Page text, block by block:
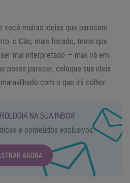
você muitas ideias que parecem
o Cão, mais focado, teme que
mal interpretado — mas vá em
possa parecer, coloque sua ideia
com o que irá colher.
NA SUA INBOX!
e conteúdos exclusivos.
AGORA